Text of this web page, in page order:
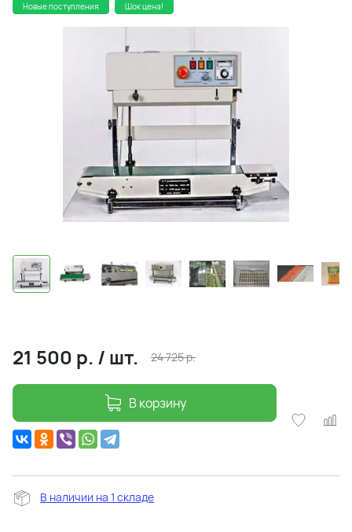
Новые поступления Шок цена!
21 500 р. / шт. 24 725р.
В корзину
В наличии на 1 складе